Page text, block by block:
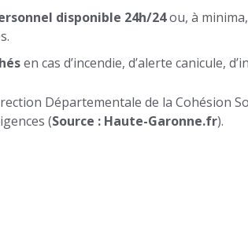
disponible 24h/24ou, à
en cas d’incendie, d’alerte canicule,
Départementale de la Cohésion
(Source : Haute-Garonne.fr).